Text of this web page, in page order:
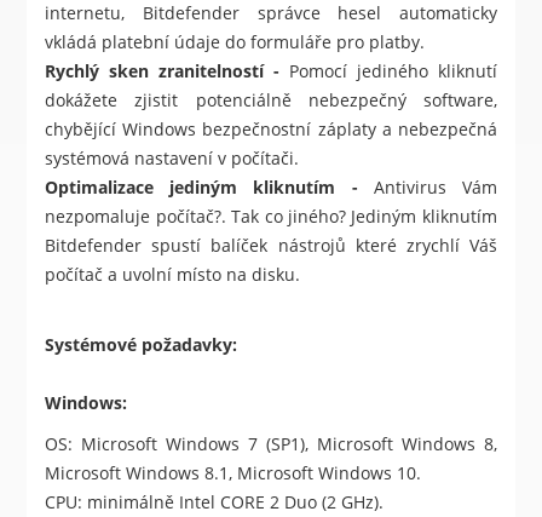
internetu, Bitdefender správce hesel automaticky
vkládá platební údaje do formuláře pro platby.
Rychlý sken zranitelností - Pomocí jediného kliknutí
dokážete zjistit potenciálně nebezpečný software,
chybějící Windows bezpečnostní záplaty a nebezpečná
systémová nastavení v počítači.
Optimalizace jediným kliknutím - Antivirus Vám
nezpomaluje počítač?. Tak co jiného? Jediným kliknutím
Bitdefender spustí balíček nástrojů které zrychlí Váš
počítač a uvolní místo na disku.
Systémové požadavky:
Windows:
OS: Microsoft Windows 7 (SP1), Microsoft Windows 8,
Microsoft Windows 8.1, Microsoft Windows 10.
CPU: minimálně Intel CORE 2 Duo (2 GHz).